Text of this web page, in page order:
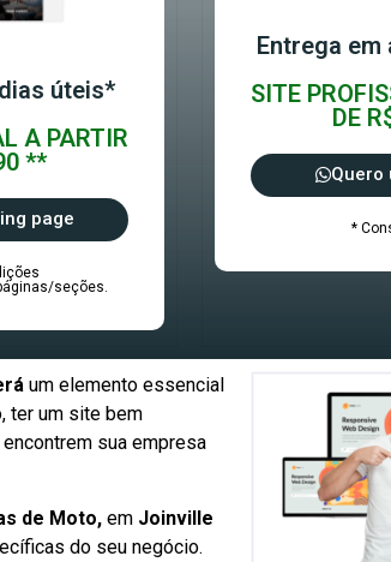
úteis*
A PARTIR
**
page
seções.
Entrega
SITE
DE
Quero
*
um elemento essencial
ter um site bem
sua empresa
de Moto, em Joinville
do seu negócio.